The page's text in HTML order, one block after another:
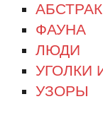
ФАУНА
ЛЮДИ
УГОЛКИ
УЗОРЫ